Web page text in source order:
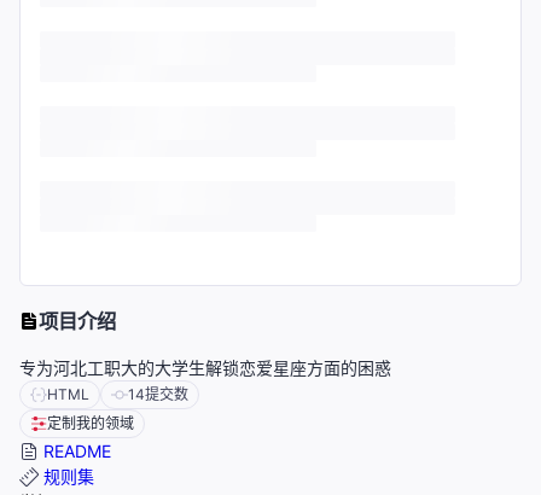
项目介绍
专为河北工职大的大学生解锁恋爱星座方面的困惑
HTML 14提交数
定制我的领域
README
规则集